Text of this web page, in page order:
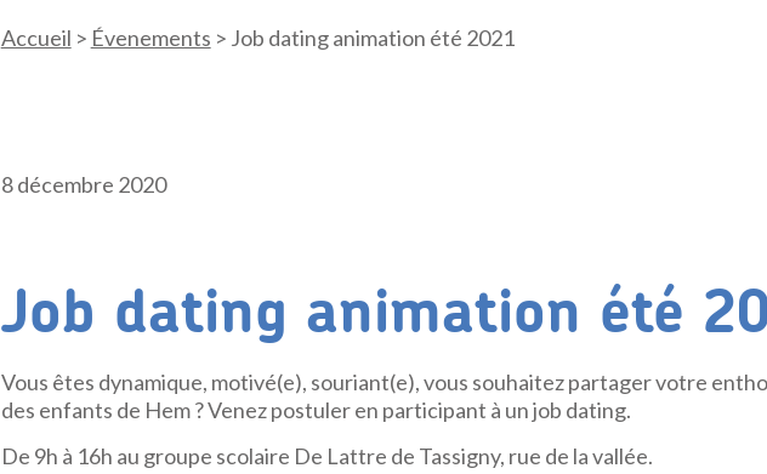
Accueil > Évenements > Job dating animation été 2021
8 décembre 2020
Job dating animation été
Vous êtes dynamique, motivé(e), souriant(e), vous souhaitez partager votre
des enfants de Hem ? Venez postuler en participant à un job dating.
De 9h à 16h au groupe scolaire De Lattre de Tassigny, rue de la vallée.